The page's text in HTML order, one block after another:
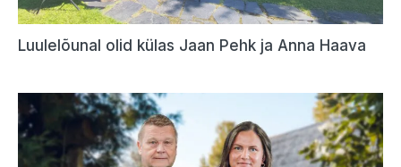
Luulelõunal olid külas Jaan Pehk ja Anna Haava